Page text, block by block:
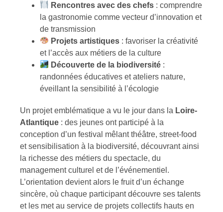
Rencontres avec des chefs : comprendre
la gastronomie comme vecteur d’innovation et
de transmission
Projets artistiques : favoriser la créativité
et l’accès aux métiers de la culture
Découverte de la biodiversité :
randonnées éducatives et ateliers nature,
éveillant la sensibilité à l’écologie
Un projet emblématique a vu le jour dans la Loire-
Atlantique : des jeunes ont participé à la
conception d’un festival mêlant théâtre, street-food
et sensibilisation à la biodiversité, découvrant ainsi
la richesse des métiers du spectacle, du
management culturel et de l’événementiel.
L’orientation devient alors le fruit d’un échange
sincère, où chaque participant découvre ses talents
et les met au service de projets collectifs hauts en